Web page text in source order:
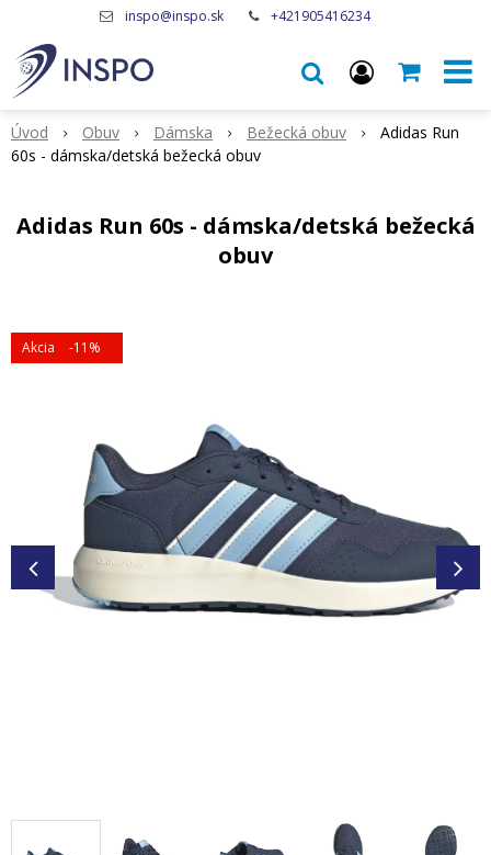
inspo@inspo.sk +421905416234
Úvod Obuv Dámska Bežecká obuv
Adidas Run
60s - dámska/detská bežecká obuv
Adidas Run 60s - dámska/detská bežecká
obuv
Akcia -11%